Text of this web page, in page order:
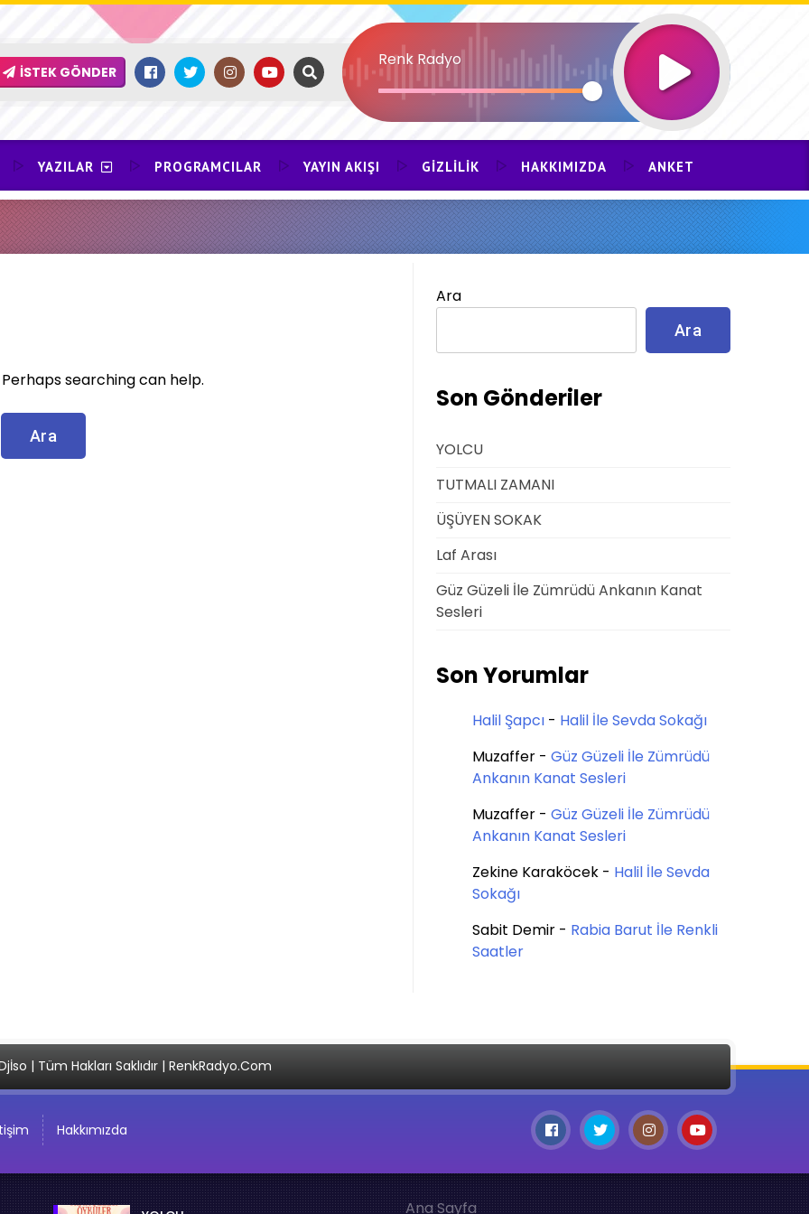
İSTEK GÖNDER
Renk Radyo
YAZILAR PROGRAMCILAR YAYIN AKIŞI GIZLILIK HAKKIMIZDA ANKET
searching can help.
Ara
Ara
Son Gönderiler
YOLCU
TUTMALI ZAMANI
ÜŞÜYEN SOKAK
Laf Arası
Güz Güzeli İle Zümrüdü Ankanın Kanat
Sesleri
Son Yorumlar
Halil Şapcı - Halil İle Sevda Sokağı
Muzaffer - Güz Güzeli İle Zümrüdü
Ankanın Kanat Sesleri
Muzaffer - Güz Güzeli İle Zümrüdü
Ankanın Kanat Sesleri
Zekine Karaköcek - Halil İle Sevda
Sokağı
Sabit Demir - Rabia Barut İle Renkli
Saatler
| Tüm Hakları Saklıdır | RenkRadyo.Com
Hakkımızda
Ana Sayfa